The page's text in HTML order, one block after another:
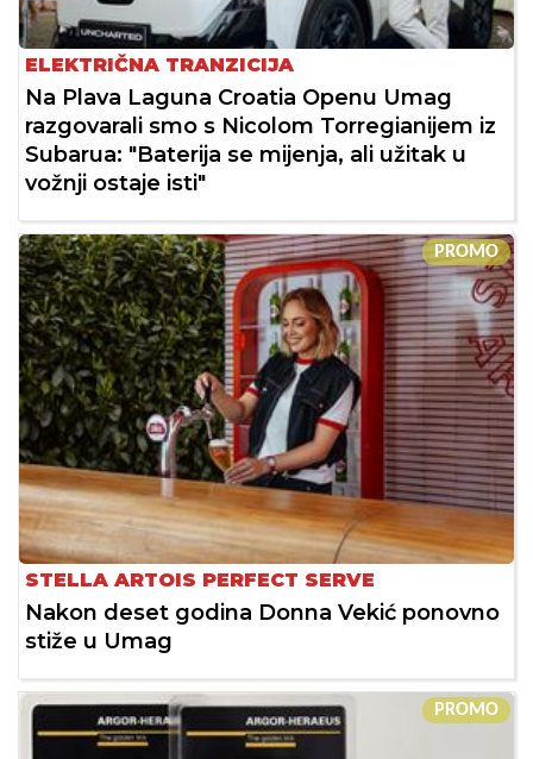
ELEKTRIČNA TRANZICIJA
Na Plava Laguna Croatia Openu Umag
razgovarali smo s Nicolom Torregianijem iz
Subarua: "Baterija se mijenja, ali užitak u
vožnji ostaje isti"
PROMO
STELLA ARTOIS PERFECT SERVE
Nakon deset godina Donna Vekić ponovno
stiže u Umag
PROMO